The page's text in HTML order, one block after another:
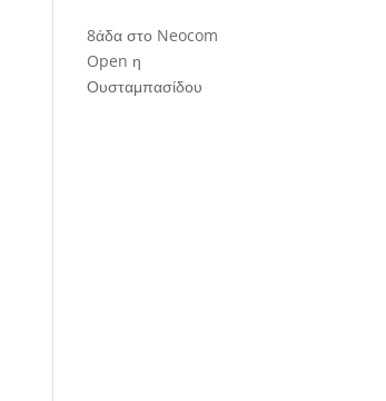
8άδα στο Neocom
Open η
Ουσταμπασίδου